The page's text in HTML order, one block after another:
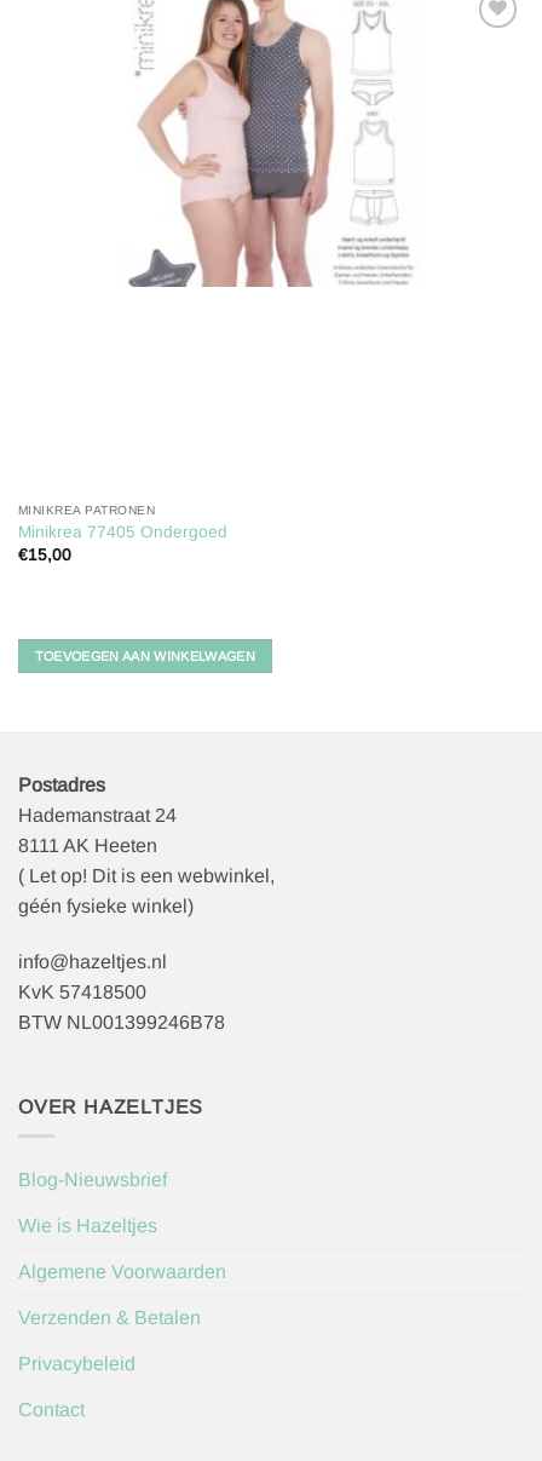
MINIKREA PATRONEN
Minikrea 77405 Ondergoed
€15,00
TOEVOEGEN AAN WINKELWAGEN
Postadres
Hademanstraat 24
8111 AK Heeten
( Let op! Dit is een webwinkel,
géén fysieke winkel)
info@hazeltjes.nl
KvK 57418500
BTW NL001399246B78
OVER HAZELTJES
Blog-Nieuwsbrief
Wie is Hazeltjes
Algemene Voorwaarden
Verzenden & Betalen
Privacybeleid
Contact